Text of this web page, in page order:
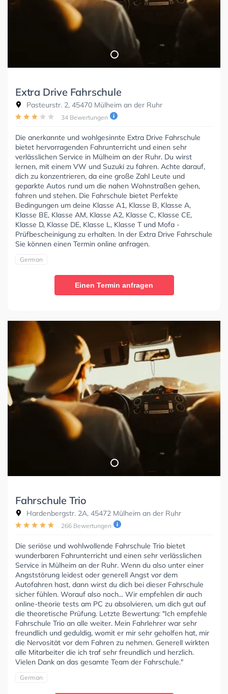
Extra Drive Fahrschule
Pasteurstr. 2, 45470 Mülheim an der Ruhr
34 Bewertungen
Die anerkannte und wohlgesinnte Extra Drive Fahrschule
bietet hervorragenden Fahrunterricht und einen sehr
verlässlichen Service in Mülheim an der Ruhr. Du wirst
lernen, mit einem VW und Suzuki zu fahren. Achte darauf,
dich zu konzentrieren, da eine große Zahl Leute und
geparkte Autos rund um die nahen Wohnstraßen gehen,
fahren und stehen. Die Fahrschule bietet Perfekte
Bedingungen um deine Klasse A1, Klasse B, Klasse A,
Klasse BE, Klasse AM, Klasse A2, Klasse C, Klasse CE,
Klasse D, Klasse DE, Klasse L, Klasse T und Mofa -
Prüfbescheinigung zu erhalten. In der Extra Drive Fahrschule
Sie können einen Termin online anfragen.
German
Einen Termin anfragen
Fahrschule Trio
Hardenbergstr. 2A, 45472 Mülheim an der Ruhr
266 Bewertungen
Die seriöse und wohlwollende Fahrschule Trio bietet
wunderbaren Fahrunterricht und einen sehr verlässlichen
Service in Mülheim an der Ruhr. Wenn du also unter einer
Angststörung leidest oder generell Angst vor dem
Autofahren hast, dann wirst du dich bei dieser Fahrschule
sicher fühlen. Worauf also noch... Wir empfehlen dir auch
online-theorie tests am PC zu absolvieren, um dich gut auf
die theoretische Prüfung. Letzte Bewertung: "Ich empfehle
Fahrschule Trio an alle weiter. Mein Fahrlehrer war sehr
freundlich und geduldig, womit er mir sehr geholfen hat, mir
die Nervosität vor dem Fahren zu nehmen. Generell wirkten
alle Mitarbeiter die ich traf sehr freundlich und herzlich.
Vielen Dank an das gesamte Team der Fahrschule."
German